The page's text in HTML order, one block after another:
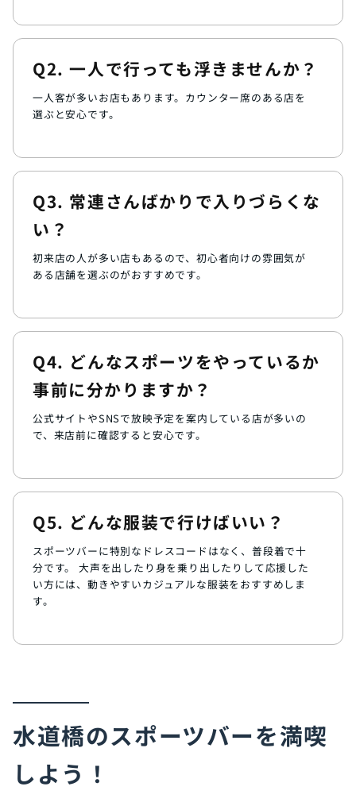
Q2. 一人で行っても浮きませんか？
一人客が多いお店もあります。カウンター席のある店を
選ぶと安心です。
Q3. 常連さんばかりで入りづらくな
い？
初来店の人が多い店もあるので、初心者向けの雰囲気が
ある店舗を選ぶのがおすすめです。
Q4. どんなスポーツをやっているか
事前に分かりますか？
公式サイトやSNSで放映予定を案内している店が多いの
で、来店前に確認すると安心です。
Q5. どんな服装で行けばいい？
スポーツバーに特別なドレスコードはなく、普段着で十
分です。 大声を出したり身を乗り出したりして応援した
い方には、動きやすいカジュアルな服装をおすすめしま
す。
水道橋のスポーツバーを満喫
しよう！